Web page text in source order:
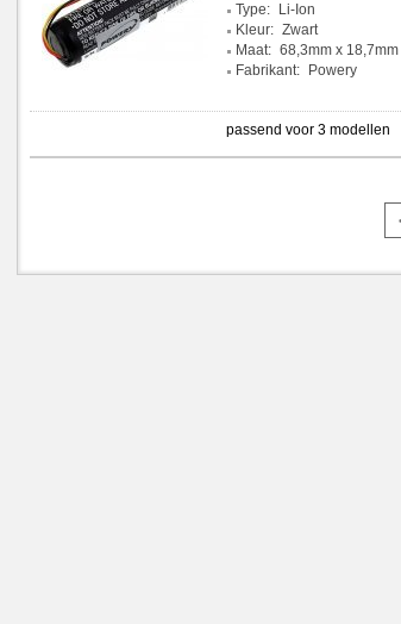
Type:
Li-Ion
Kleur: Zwart
Maat: 68,3mm x
Fabrikant:
Powery
passend voor 3 modellen